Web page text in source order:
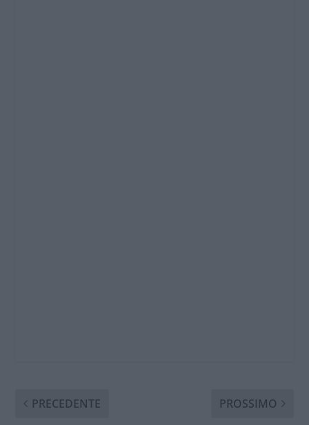
PRECEDENTE PROSSIMO